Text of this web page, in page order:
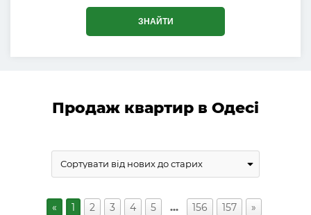
ЗНАЙТИ
Продаж квартир в Одесі
« 1 2 3 4 5 … 156 157 »